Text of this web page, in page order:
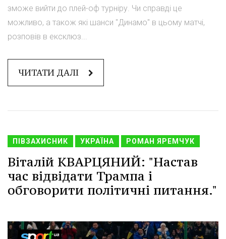
зможе вийти до плей-оф турніру. Чи справді це
можливо, а також які шанси "Динамо" в цьому матчі,
розповів в ексклюз...
ЧИТАТИ ДАЛІ
ПІВЗАХИСНИК УКРАЇНА РОМАН ЯРЕМЧУК
Віталій КВАРЦЯНИЙ: "Настав
час відвідати Трампа і
обговорити політичні питання."